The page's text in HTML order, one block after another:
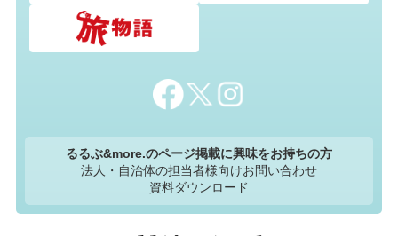
るるぶ&more.のページ掲載に興味をお持ちの方
法人・自治体の担当者様向けお問い合わせ
資料ダウンロード